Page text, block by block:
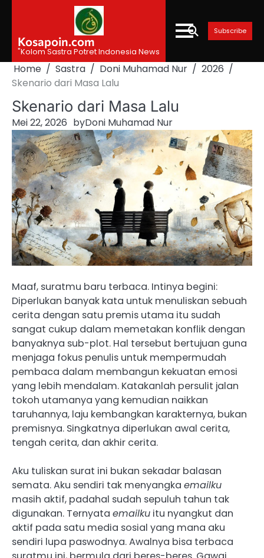
contentKosapoin.com
"Kolom Sastra Potret Indonesia News
Subscribe
Home Sastra Doni Muhamad Nur
2026
Skenario dari Masa Lalu
Skenario dari Masa Lalu
Mei 22, 2026 byDoni Muhamad Nur
Maaf, suratmu baru terbaca. Intinya begini:
Diperlukan banyak kata untuk menuliskan sebuah
cerita dengan satu premis utama itu sudah
sangat cukup dalam memetakan konflik dengan
banyaknya sub-plot. Hal tersebut bertujuan guna
menjaga fokus penulis untuk mempermudah
pembaca dalam membangun kekuatan emosi
yang lebih mendalam. Katakanlah persulit jalan
tokoh utamanya yang kemudian naikkan
taruhannya, laju kembangkan karakternya, bukan
premisnya. Singkatnya diperlukan awal cerita,
tengah cerita, dan akhir cerita.
Aku tuliskan surat ini bukan sekadar balasan
semata. Aku sendiri tak menyangka emailku
masih aktif, padahal sudah sepuluh tahun tak
digunakan. Ternyata emailku itu nyangkut dan
aktif pada satu media sosial yang mana aku
sendiri lupa paswodnya. Awalnya bisa terbaca